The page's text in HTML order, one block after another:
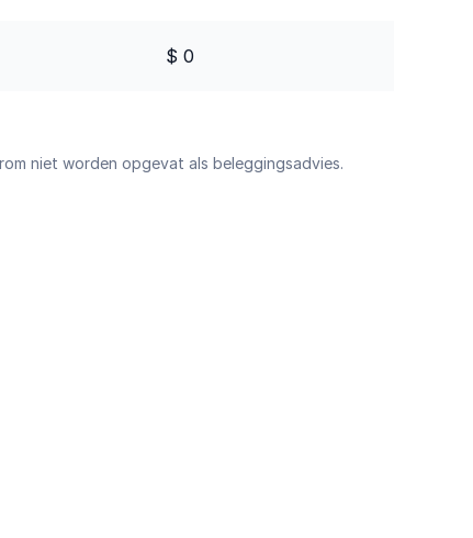
$ 0
niet worden opgevat als beleggingsadvies.